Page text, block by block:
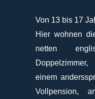
Von 13 bis 17
Hier wohnen
netten
einem
Vollpension,